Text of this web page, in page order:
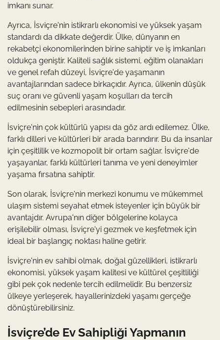
imkanı sunar.
Ayrıca, İsviçre'nin istikrarlı ekonomisi ve yüksek yaşam
standardı da dikkate değerdir. Ülke, dünyanın en
rekabetçi ekonomilerinden birine sahiptir ve iş imkanları
oldukça geniştir. Kaliteli sağlık sistemi, eğitim olanakları
ve genel refah düzeyi, İsviçre'de yaşamanın
avantajlarından sadece birkaçıdır. Ayrıca, ülkenin düşük
suç oranı ve güvenli yaşam koşulları da tercih
edilmesinin sebepleri arasındadır.
İsviçre'nin çok kültürlü yapısı da göz ardı edilemez. Ülke,
farklı dilleri ve kültürleri bir arada barındırır. Bu da insanlar
için çeşitlilik ve kozmopolit bir ortam sağlar. İsviçre'de
yaşayanlar, farklı kültürleri tanıma ve yeni deneyimler
yaşama fırsatına sahiptir.
Son olarak, İsviçre'nin merkezi konumu ve mükemmel
ulaşım sistemi seyahat etmek isteyenler için büyük bir
avantajdır. Avrupa'nın diğer bölgelerine kolayca
erişilebilir olması, İsviçre'yi gezmek ve keşfetmek için
ideal bir başlangıç noktası haline getirir.
İsviçre'nin ev sahibi olmak, doğal güzellikleri, istikrarlı
ekonomisi, yüksek yaşam kalitesi ve kültürel çeşitliliği
gibi pek çok nedenle tercih edilmelidir. Bu benzersiz
ülkeye yerleşerek, hayallerinizdeki yaşamı gerçeğe
dönüştürebilirsiniz.
İsviçre’de Ev Sahipliği Yapmanın